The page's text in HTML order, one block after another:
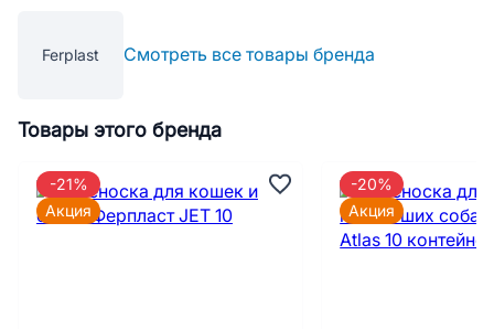
Ferplast Смотреть все товары бренда
Товары этого бренда
-21%
Акция
-20%
Акция